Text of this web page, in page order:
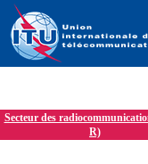
Secteur des
R)